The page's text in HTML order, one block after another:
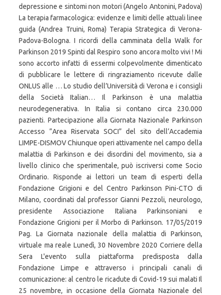
depressione e sintomi non motori (Angelo Antonini, Padova)
La terapia farmacologica: evidenze e limiti delle attuali linee
guida (Andrea Truini, Roma) Terapia Strategica di Verona-
Padova-Bologna. I ricordi della camminata della Walk for
Parkinson 2019 Spinti dal Respiro sono ancora molto vivi ! Mi
sono accorto infatti di essermi colpevolmente dimenticato
di pubblicare le lettere di ringraziamento ricevute dalle
ONLUS alle … Lo studio dell’Università di Verona e i consigli
della Società Italian… Il Parkinson è una malattia
neurodegenerativa. In Italia si contano circa 230.000
pazienti. Partecipazione alla Giornata Nazionale Parkinson
Accesso ”Area Riservata SOCI” del sito dell’Accademia
LIMPE-DISMOV Chiunque operi attivamente nel campo della
malattia di Parkinson e dei disordini del movimento, sia a
livello clinico che sperimentale, può iscriversi come Socio
Ordinario. Risponde ai lettori un team di esperti della
Fondazione Grigioni e del Centro Parkinson Pini-CTO di
Milano, coordinati dal professor Gianni Pezzoli, neurologo,
presidente Associazione Italiana Parkinsoniani e
Fondazione Grigioni per il Morbo di Parkinson. 17/05/2019
Pag. La Giornata nazionale della malattia di Parkinson,
virtuale ma reale Lunedì, 30 Novembre 2020 Corriere della
Sera L'evento sulla piattaforma predisposta dalla
Fondazione Limpe e attraverso i principali canali di
comunicazione: al centro le ricadute di Covid-19 sui malati Il
25 novembre, in occasione della Giornata Nazionale del